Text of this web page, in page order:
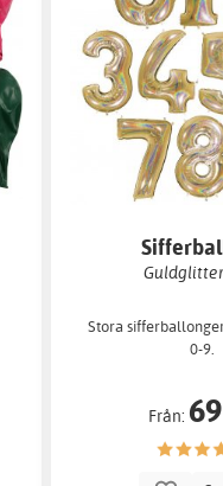
Guldglitter
Stora
0-9.
Från: